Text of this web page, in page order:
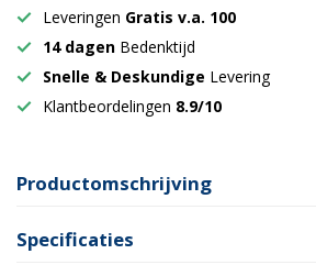
Leveringen Gratis v.a. 100
14 dagen Bedenktijd
Snelle & Deskundige Levering
Klantbeordelingen 8.9/10
Productomschrijving
Specificaties